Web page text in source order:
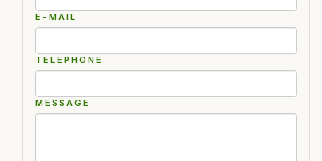
E-MAIL
TELEPHONE
MESSAGE